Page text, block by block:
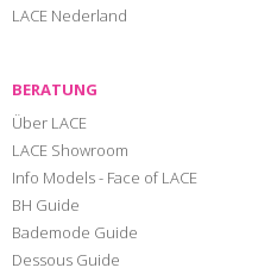
LACE Nederland
BERATUNG
Über LACE
LACE Showroom
Info Models - Face of LACE
BH Guide
Bademode Guide
Dessous Guide